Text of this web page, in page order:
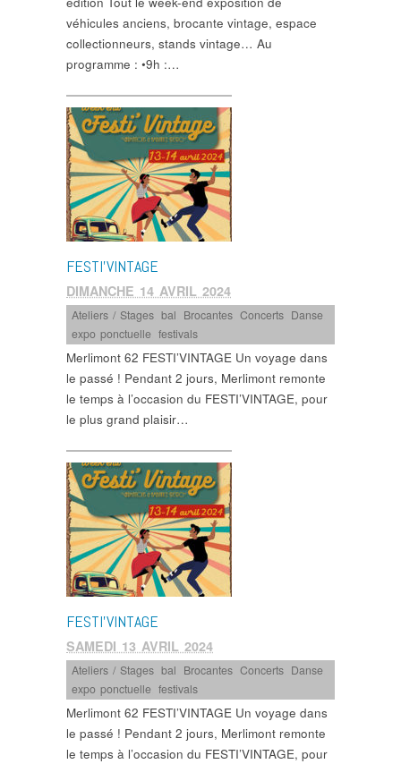
véhicules anciens, brocante vintage, espace
collectionneurs, stands vintage… Au
programme : •9h :…
FESTI’VINTAGE
DIMANCHE 14 AVRIL 2024
Ateliers / Stages ,bal Brocantes ,Concerts Danse
expo ponctuelle ,festivals
Merlimont 62 FESTI’VINTAGE Un voyage dans
le passé ! Pendant 2 jours, Merlimont remonte
le temps à l’occasion du FESTI’VINTAGE, pour
le plus grand plaisir…
FESTI’VINTAGE
SAMEDI 13 AVRIL 2024
Ateliers / Stages ,bal Brocantes ,Concerts Danse
expo ponctuelle ,festivals
Merlimont 62 FESTI’VINTAGE Un voyage dans
le passé ! Pendant 2 jours, Merlimont remonte
le temps à l’occasion du FESTI’VINTAGE, pour